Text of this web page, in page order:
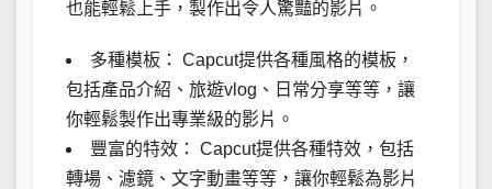
也能輕鬆上手，製作出令人驚豔的影片。
多種模板： Capcut提供各種風格的模板，
包括產品介紹、旅遊vlog、日常分享等等，讓
你輕鬆製作出專業級的影片。
豐富的特效： Capcut提供各種特效，包括
轉場、濾鏡、文字動畫等等，讓你輕鬆為影片